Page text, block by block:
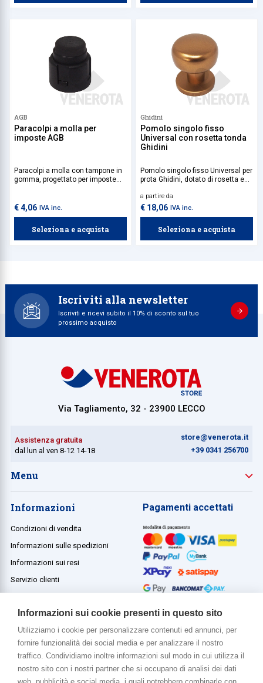
AGB
Paracolpi a molla per
imposte AGB
Paracolpi a molla con tampone in
gomma, progettato per imposte
proteggendo superfici e
ferramenta. Fissaggio con 1 vite
materiale dell'imposta, da
acquistare separatamente.
€ 4,06 IVA inc.
Seleziona e acquista
Ghidini
Pomolo singolo fisso
Universal con rosetta tonda
Ghidini
Pomolo singolo fisso Universal per
prota Ghidini, dotato di rosetta e
a partire da
€ 18,06 IVA inc.
Seleziona e acquista
Iscriviti alla newsletter
Iscriviti e ricevi subito il 10% di sconto sul tuo
prossimo acquisto
Via Tagliamento, 32 - 23900 LECCO
Assistenza gratuita
dal lun al ven 8-12 14-18
store@venerota.it
+39 0341 256700
Menu
Informazioni
Condizioni di vendita
Informazioni sulle spedizioni
Informazioni sui resi
Servizio clienti
Pagamenti accettati
Di più su di noi
www.venerota.it
Informazioni sui cookie presenti in questo sito
Utilizziamo i cookie per personalizzare contenuti ed annunci, per
fornire funzionalità dei social media e per analizzare il nostro
traffico. Condividiamo inoltre informazioni sul modo in cui utilizza il
nostro sito con i nostri partner che si occupano di analisi dei dati